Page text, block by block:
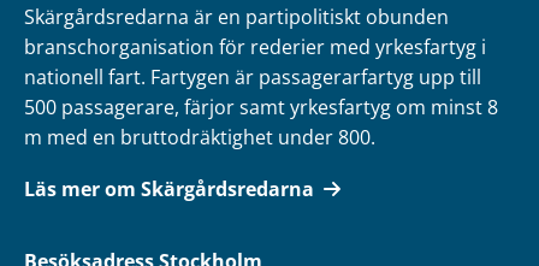
Skärgårdsredarna är en partipolitiskt obunden
branschorganisation för rederier med yrkesfartyg i
nationell fart. Fartygen är passagerarfartyg upp till
500 passagerare, färjor samt yrkesfartyg om minst 8
m med en bruttodräktighet under 800.
Läs mer om Skärgårdsredarna